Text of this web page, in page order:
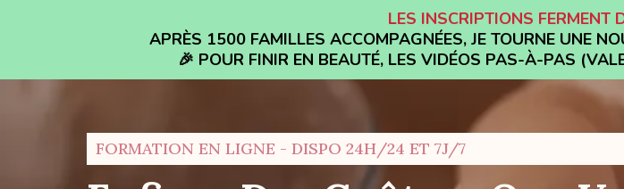
LES INSCRIPTIONS FERMENT
APRÈS 1500 FAMILLES ACCOMPAGNÉES, JE TOURNE UNE
🎉 POUR FINIR EN BEAUTÉ, LES VIDÉOS PAS-À-PAS
FORMATION EN LIGNE - DISPO 24H/24 ET 7J/7